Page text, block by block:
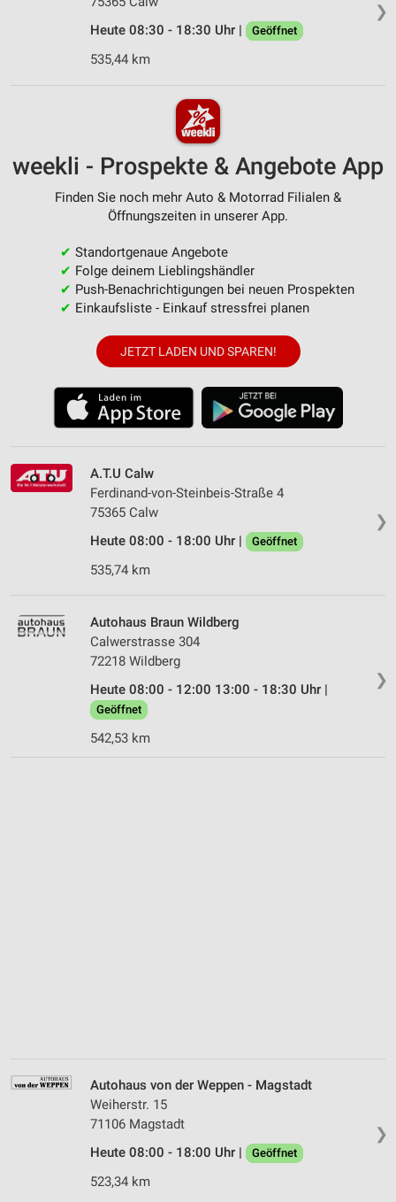
❯
Heute 08:30 - 18:30 Uhr |
Geöffnet
535,44 km
weekli - Prospekte & Angebote App
Finden Sie noch mehr Auto & Motorrad Filialen &
Öffnungszeiten in unserer App.
✔ Standortgenaue Angebote
✔ Folge deinem Lieblingshändler
✔ Push-Benachrichtigungen bei neuen Prospekten
✔ Einkaufsliste - Einkauf stressfrei planen
JETZT LADEN UND SPAREN!
❯
A.T.U Calw
Ferdinand-von-Steinbeis-Straße 4
75365 Calw
Heute 08:00 - 18:00 Uhr |
Geöffnet
535,74 km
❯
Autohaus Braun Wildberg
Calwerstrasse 304
72218 Wildberg
Heute 08:00 - 12:00 13:00 - 18:30 Uhr |
Geöffnet
542,53 km
❯
Autohaus von der Weppen - Magstadt
Weiherstr. 15
71106 Magstadt
Heute 08:00 - 18:00 Uhr |
Geöffnet
523,34 km